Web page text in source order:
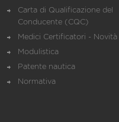
Carta di Qualificazione del
Conducente (CQC)
Medici Certificatori - Novità
Modulistica
Patente nautica
Normativa